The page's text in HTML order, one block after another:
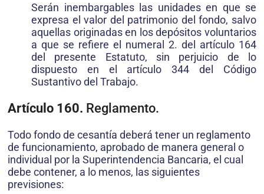
Serán inembargables las unidades en que se
expresa el valor del patrimonio del fondo, salvo
aquellas originadas en los depósitos voluntarios
a que se refiere el numeral 2. del artículo 164
del presente Estatuto, sin perjuicio de lo
dispuesto en el artículo 344 del Código
Sustantivo del Trabajo.
Artículo 160. Reglamento.
Todo fondo de cesantía deberá tener un reglamento
de funcionamiento, aprobado de manera general o
individual por la Superintendencia Bancaria, el cual
debe contener, a lo menos, las siguientes
previsiones: